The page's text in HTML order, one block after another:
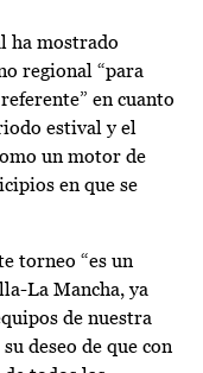
ha mostrado
regional “para
en cuanto
estival y el
un motor de
en que se
torneo “es un
La Mancha, ya
de nuestra
deseo de que con